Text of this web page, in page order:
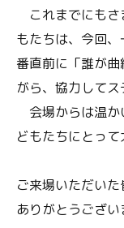
これまでにもさ
もたちは、今回
番直前に「誰が
がら、協力してス
会場からは温か
どもたちにとって
ご来場いただいた
ありがとうござい